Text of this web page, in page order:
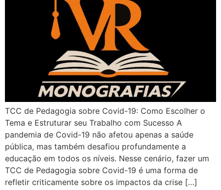
TCC de Pedagogia sobre Covid-19: Como Escolher o
Tema e Estruturar seu Trabalho com Sucesso A
pandemia de Covid-19 não afetou apenas a saúde
pública, mas também desafiou profundamente a
educação em todos os níveis. Nesse cenário, fazer um
TCC de Pedagogia sobre Covid-19 é uma forma de
refletir criticamente sobre os impactos da crise […]